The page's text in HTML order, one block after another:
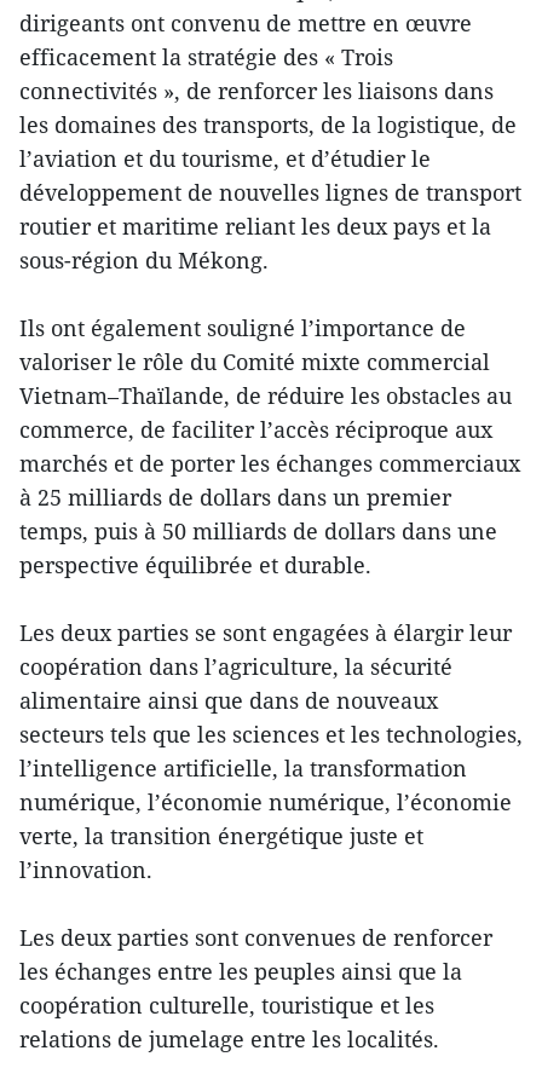
dirigeants ont convenu de mettre en œuvre
efficacement la stratégie des « Trois
connectivités », de renforcer les liaisons dans
les domaines des transports, de la logistique, de
l’aviation et du tourisme, et d’étudier le
développement de nouvelles lignes de transport
routier et maritime reliant les deux pays et la
sous-région du Mékong.
Ils ont également souligné l’importance de
valoriser le rôle du Comité mixte commercial
Vietnam–Thaïlande, de réduire les obstacles au
commerce, de faciliter l’accès réciproque aux
marchés et de porter les échanges commerciaux
à 25 milliards de dollars dans un premier
temps, puis à 50 milliards de dollars dans une
perspective équilibrée et durable.
Les deux parties se sont engagées à élargir leur
coopération dans l’agriculture, la sécurité
alimentaire ainsi que dans de nouveaux
secteurs tels que les sciences et les technologies,
l’intelligence artificielle, la transformation
numérique, l’économie numérique, l’économie
verte, la transition énergétique juste et
l’innovation.
Les deux parties sont convenues de renforcer
les échanges entre les peuples ainsi que la
coopération culturelle, touristique et les
relations de jumelage entre les localités.